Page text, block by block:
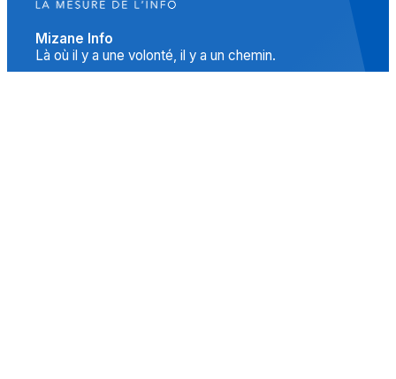
Mizane Info
Là où il y a une volonté, il y a un chemin.